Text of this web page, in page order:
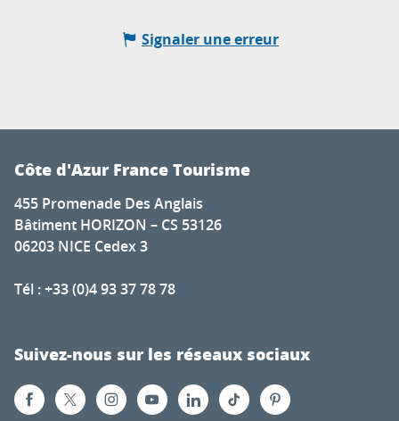
Signaler une erreur
Côte d'Azur France Tourisme
455 Promenade Des Anglais
Bâtiment HORIZON – CS 53126
06203 NICE Cedex 3
Tél : +33 (0)4 93 37 78 78
Suivez-nous sur les réseaux sociaux